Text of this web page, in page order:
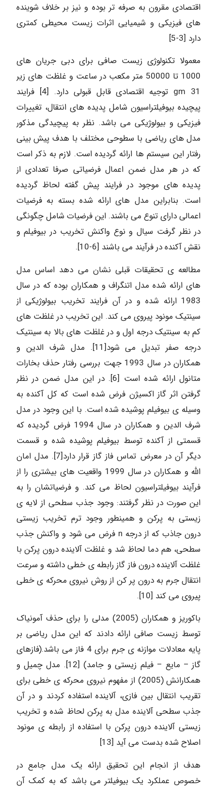
اقتصادی مقرون به صرفه تر بوده و نیز بر خلاف شوینده
های فیزیکی و شیمیایی اثرات زیست محیطی کمتری
دارد [3-5]
معمولا تکنولوژی زیست صافی برای دبی جریان های
1000 تا 50000 متر مکعب در ساعت و غلظت های زیر
gm 31 توجیه اقتصادی قابل قبولی دارد. [4] فرایند
پیچیده بیوفیلتراسیون شامل پدیده های انتقال، تغییرات
فیزیکی و بیولوژیکی می باشد. نظر به پیچیدگی مذکور
مدل های ریاضی با سطوحی مختلف با هدف پیش بینی
رفتار این سیستم ها ارائه گردیده است. لازم به ذکر است
که در هر مدل ضمن اعمال فرضیاتی صرفا تعدادی از
پدیده های موجود در فرایند پیش گفته لحاظ گردیده
است. بنابراین مدل های ارائه شده بسته به فرضیات
اعمالی دارای تنوع می باشند. این فرضیات شامل چگونگی
در نظر گرفت سیال و نوع واکنش تخریب در بیوفیلم و
نقش آکنده در فرآیند می باشند [6-10].
مطالعه ی تحقیقات قبلی نشان می دهد اساس مدل
های ارائه شده مدل اتنگراف و همکاران بوده که در سال
1983 ارائه شده و در آن فرایند تخریب بیولوژیکی از
سینتیک مونود پیروی می کند. این تخریب در غلظت های
کم به سینتیک درجه اول و در غلظت های بالا به سینتیک
درجه صفر تبدیل می شود[11]. مدل شرف الدین و
همکاران در سال 1993 جهت بررسی رفتار حذف بخارات
متانول ارائه شده است [6]. در این مدل ضمن در نظر
گرفتن اثر گاز اکسیژن فرض شده است که کل آکنده به
وسیله ی بیوفیلم پوشیده شده است. با این وجود در مدل
شرف الدین و همکاران در سال 1994 فرض گردیده که
قسمتی از آکنده توسط بیوفیلم پوشیده شده و قسمت
دیگر آن در معرض تماس فاز گاز قرار دارد[7]. مدل امان
الله و همکاران در سال 1999 واقعیت های بیشتری را از
فرآیند بیوفیلتراسیون لحاظ می کند. و فرضیاتشان را به
این صورت در نظر گرفتند: وجود جذب سطحی از لایه ی
زیستی به پرکن و همینطور وجود ترم تخریب زیستی
درون جاذب که از درجه n فرض می شود و واکنش جذب
سطحی، هم دما لحاظ شد و غلظت آلاینده درون پرکن با
غلظت آلاینده درون فاز گاز رابطه ی خطی داشته و سرعت
انتقال جرم به درون پر کن از روش نیروی محرکه ی خطی
پیروی می کند [10].
باکوریز و همکاران (2005) مدلی را برای حذف آمونیاک
توسط زیست صافی ارائه دادند که این مدل ریاضی بر
پایه معادلات موازنه ی جرم برای 4 فاز می باشد.(فازهای
گاز – مایع – فیلم زیستی و جامد) [12]. مدل چمیل و
همکارانش (2005) از مفهوم نیروی محرکه ی خطی برای
تقریب انتقال بین فازی، آلاینده استفاده کردند و در آن
جذب سطحی آلاینده مدل به پرکن لحاظ شده و تخریب
زیستی آلاینده درون پرکن با استفاده از رابطه ی مونود
اصلاح شده بدست می آید [13]
هدف از انجام این تحقیق ارائه یک مدل جامع در
خصوص عملکرد یک بیوفیلتر می باشد که به کمک آن